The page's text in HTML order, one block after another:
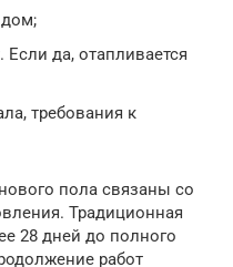
Если да, отапливается
требования к
пола связаны со
Традиционная
28 дней до полного
работ